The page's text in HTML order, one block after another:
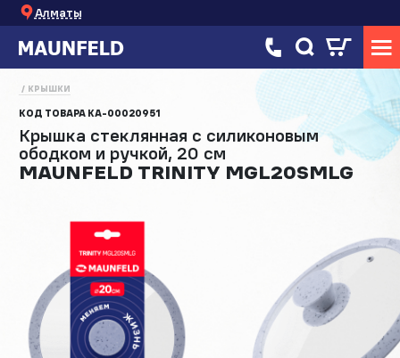
Алматы
КРЫШКИ
КОД ТОВАРА КА-00020951
Крышка стеклянная с силиконовым
ободком и ручкой, 20 см
MAUNFELD TRINITY MGL20SMLG